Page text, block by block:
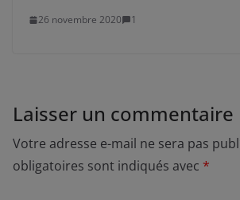
26 novembre 2020 1
Laisser un commentaire
Votre adresse e-mail ne sera pas
obligatoires sont indiqués avec *